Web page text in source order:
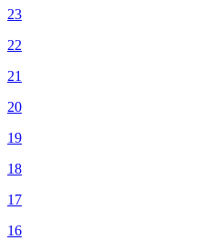
23
22
21
20
19
18
17
16